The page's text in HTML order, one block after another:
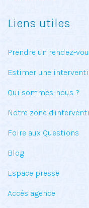
Liens utiles
Prendre un rendez-
Estimer une
Qui sommes-nous ?
Notre zone
Foire aux Questions
Blog
Espace presse
Accès agence